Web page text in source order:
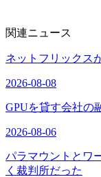
関連ニュース
ネットフリックス
2026-08-08
GPUを貸す会社の
2026-08-06
パラマウントとワ
く裁判所だった